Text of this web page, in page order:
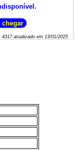
4317atualizado em 13/01/2025